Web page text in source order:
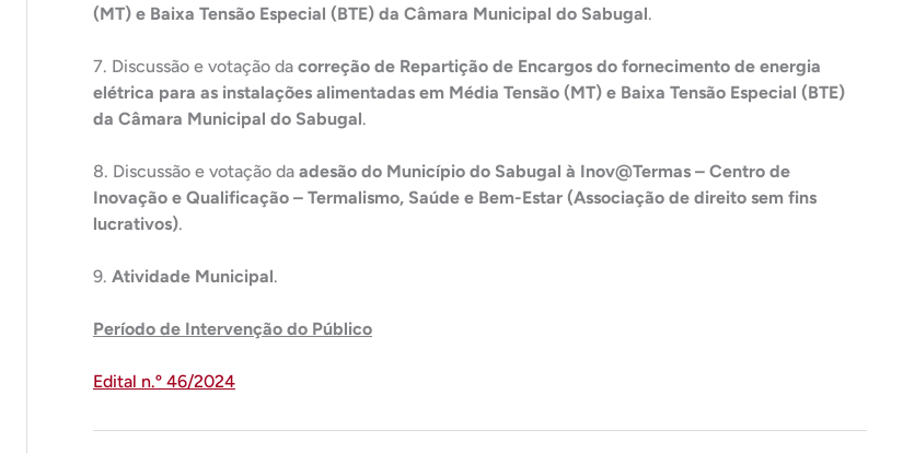
(MT) e Baixa Tensão Especial (BTE) da Câmara Municipal do Sabugal.
7. Discussão e votação da correção de Repartição de Encargos do fornecimento de energia
elétrica para as instalações alimentadas em Média Tensão (MT) e Baixa Tensão Especial (BTE)
da Câmara Municipal do Sabugal.
8. Discussão e votação da adesão do Município do Sabugal à Inov@Termas – Centro de
Inovação e Qualificação – Termalismo, Saúde e Bem-Estar (Associação de direito sem fins
lucrativos).
9. Atividade Municipal.
Período de Intervenção do Público
Edital n.º 46/2024